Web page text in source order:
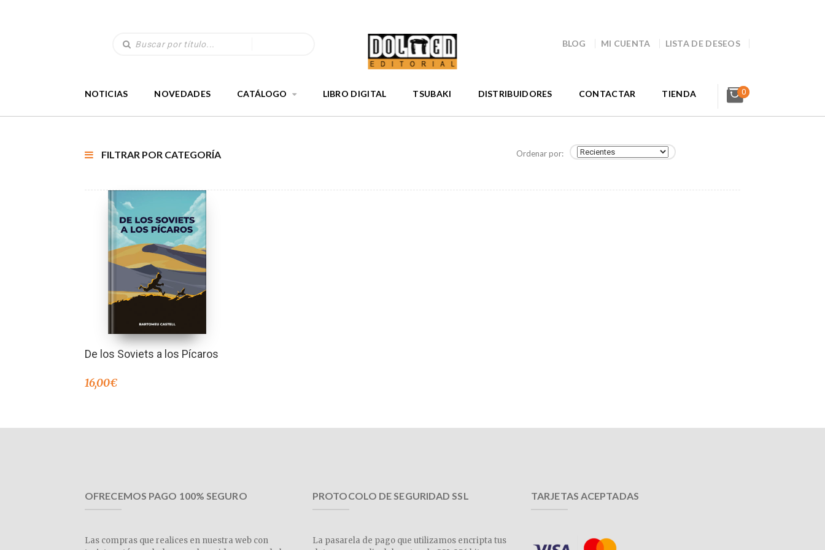
BLOG MI CUENTA LISTA DE DESEOS
NOTICIAS NOVEDADES CATÁLOGO LIBRO DIGITAL TSUBAKI DISTRIBUIDORES CONTACTAR TIENDA 0
FILTRAR POR CATEGORÍA Ordenar por:
De los Soviets a los Pícaros
16,00€
OFRECEMOS PAGO 100% SEGURO
Las compras que realices en nuestra web con
PROTOCOLO DE SEGURIDAD SSL
La pasarela de pago que utilizamos encripta tus
TARJETAS ACEPTADAS